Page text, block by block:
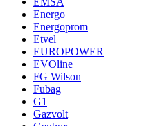
Energo
Energoprom
Etvel
EUROPOWER
EVOline
FG Wilson
Fubag
G1
Gazvolt